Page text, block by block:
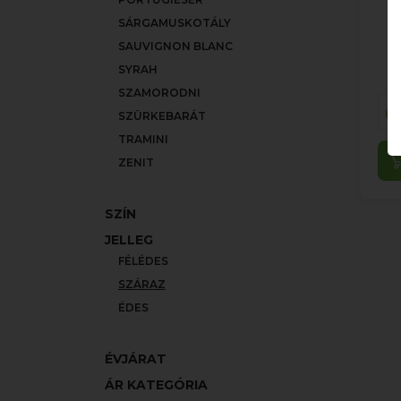
SÁRGAMUSKOTÁLY
SAUVIGNON BLANC
SYRAH
SZAMORODNI
SZÜRKEBARÁT
TRAMINI
ZENIT
SZÍN
JELLEG
FÉLÉDES
SZÁRAZ
ÉDES
ÉVJÁRAT
ÁR KATEGÓRIA